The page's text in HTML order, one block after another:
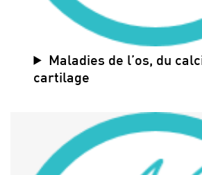
Maladies de l’os, du
cartilage